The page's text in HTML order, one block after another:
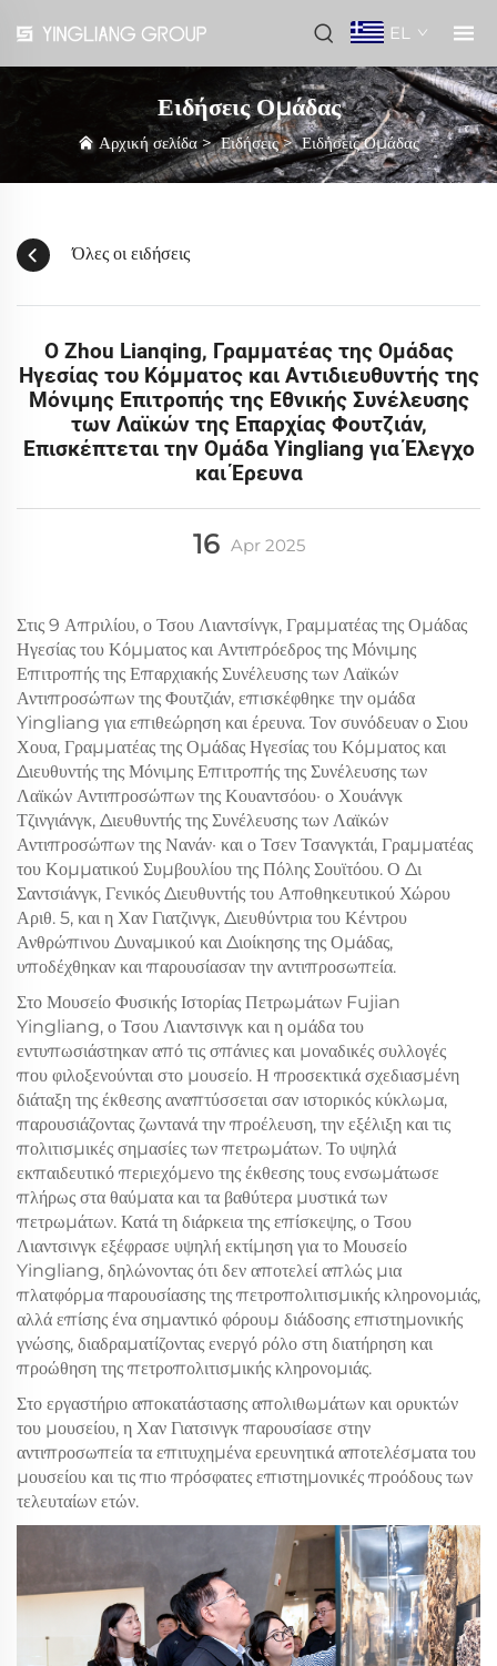
EL
Ειδήσεις Ομάδας
Αρχική σελίδα>Ειδήσεις>Ειδήσεις Ομάδας
Όλες οι ειδήσεις
Ο Zhou Lianqing, Γραμματέας της Ομάδας
Ηγεσίας του Κόμματος και Αντιδιευθυντής της
Μόνιμης Επιτροπής της Εθνικής Συνέλευσης
των Λαϊκών της Επαρχίας Φουτζιάν,
Επισκέπτεται την Ομάδα Yingliang για Έλεγχο
και Έρευνα
16 Apr 2025
Στις 9 Απριλίου, ο Τσου Λιαντσίνγκ, Γραμματέας της Ομάδας
Ηγεσίας του Κόμματος και Αντιπρόεδρος της Μόνιμης
Επιτροπής της Επαρχιακής Συνέλευσης των Λαϊκών
Αντιπροσώπων της Φουτζιάν, επισκέφθηκε την ομάδα
Yingliang για επιθεώρηση και έρευνα. Τον συνόδευαν ο Σιου
Χουα, Γραμματέας της Ομάδας Ηγεσίας του Κόμματος και
Διευθυντής της Μόνιμης Επιτροπής της Συνέλευσης των
Λαϊκών Αντιπροσώπων της Κουαντσόου· ο Χουάνγκ
Τζινγιάνγκ, Διευθυντής της Συνέλευσης των Λαϊκών
Αντιπροσώπων της Νανάν· και ο Τσεν Τσανγκτάι, Γραμματέας
του Κομματικού Συμβουλίου της Πόλης Σουϊτόου. Ο Δι
Σαντσιάνγκ, Γενικός Διευθυντής του Αποθηκευτικού Χώρου
Αριθ. 5, και η Χαν Γιατζινγκ, Διευθύντρια του Κέντρου
Ανθρώπινου Δυναμικού και Διοίκησης της Ομάδας,
υποδέχθηκαν και παρουσίασαν την αντιπροσωπεία.
Στο Μουσείο Φυσικής Ιστορίας Πετρωμάτων Fujian
Yingliang, ο Τσου Λιαντσινγκ και η ομάδα του
εντυπωσιάστηκαν από τις σπάνιες και μοναδικές συλλογές
που φιλοξενούνται στο μουσείο. Η προσεκτικά σχεδιασμένη
διάταξη της έκθεσης αναπτύσσεται σαν ιστορικός κύκλωμα,
παρουσιάζοντας ζωντανά την προέλευση, την εξέλιξη και τις
πολιτισμικές σημασίες των πετρωμάτων. Το υψηλά
εκπαιδευτικό περιεχόμενο της έκθεσης τους ενσωμάτωσε
πλήρως στα θαύματα και τα βαθύτερα μυστικά των
πετρωμάτων. Κατά τη διάρκεια της επίσκεψης, ο Τσου
Λιαντσινγκ εξέφρασε υψηλή εκτίμηση για το Μουσείο
Yingliang, δηλώνοντας ότι δεν αποτελεί απλώς μια
πλατφόρμα παρουσίασης της πετροπολιτισμικής κληρονομιάς,
αλλά επίσης ένα σημαντικό φόρουμ διάδοσης επιστημονικής
γνώσης, διαδραματίζοντας ενεργό ρόλο στη διατήρηση και
προώθηση της πετροπολιτισμικής κληρονομιάς.
Στο εργαστήριο αποκατάστασης απολιθωμάτων και ορυκτών
του μουσείου, η Χαν Γιατσινγκ παρουσίασε στην
αντιπροσωπεία τα επιτυχημένα ερευνητικά αποτελέσματα του
μουσείου και τις πιο πρόσφατες επιστημονικές προόδους των
τελευταίων ετών.